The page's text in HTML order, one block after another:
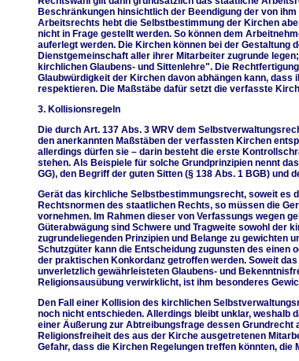
Beschränkungen hinsichtlich der Beendigung der von
Arbeitsrechts hebt die Selbstbestimmung der Kirchen
nicht in Frage gestellt werden. So können dem
auferlegt werden. Die Kirchen können bei der
Dienstgemeinschaft aller ihrer Mitarbeiter zugrunde
kirchlichen Glaubens- und Sittenlehre". Die
Glaubwürdigkeit der Kirchen davon abhängen kann,
respektieren. Die Maßstäbe dafür setzt die verfasste
3. Kollisionsregeln
Die durch Art. 137 Abs. 3 WRV dem
den anerkannten Maßstäben der verfassten Kirchen
allerdings dürfen sie – darin besteht die erste
stehen. Als Beispiele für solche Grundprinzipien nennt
GG), den Begriff der guten Sitten (§ 138 Abs. 1 BGB) und
Gerät das kirchliche Selbstbestimmungsrecht, soweit es
Rechtsnormen des staatlichen Rechts, so müssen die
vornehmen. Im Rahmen dieser von Verfassungs wegen
Güterabwägung sind Schwere und Tragweite sowohl der
zugrundeliegenden Prinzipien und Belange zu gewichten
Schutzgüter kann die Entscheidung zugunsten des einen
der praktischen Konkordanz getroffen werden. Soweit
unverletzlich gewährleisteten Glaubens- und
Religionsausübung verwirklicht, ist ihm besonderes
Den Fall einer Kollision des kirchlichen
noch nicht entschieden. Allerdings bleibt unklar, weshalb
einer Äußerung zur Abtreibungsfrage dessen Grundrecht
Religionsfreiheit des aus der Kirche ausgetretenen
Gefahr, dass die Kirchen Regelungen treffen könnten,